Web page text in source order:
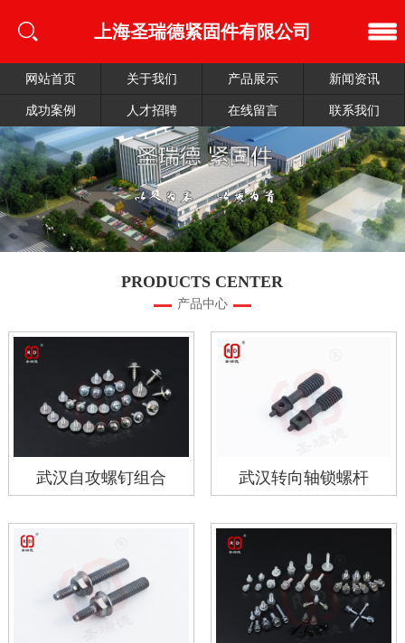
上海圣瑞德紧固件有限公司
网站首页 关于我们 产品展示 新闻资讯
成功案例 人才招聘 在线留言 联系我们
PRODUCTS CENTER
产品中心
武汉自攻螺钉组合 武汉转向轴锁螺杆